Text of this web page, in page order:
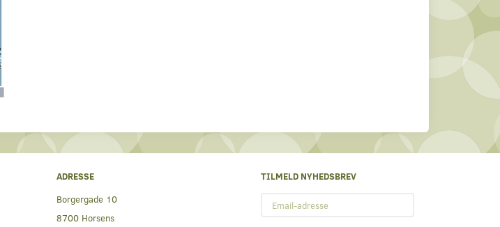
ADRESSE
Borgergade 10
8700 Horsens
TILMELD NYHEDSBREV
adresse